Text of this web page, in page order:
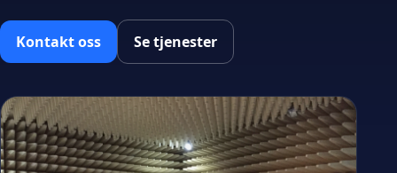
Kontakt oss Se tjenester